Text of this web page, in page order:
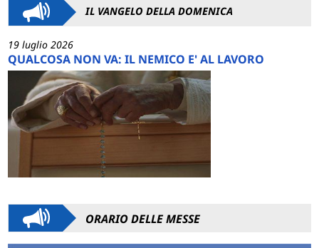
IL VANGELO DELLA DOMENICA
19 luglio 2026
QUALCOSA NON VA: IL NEMICO E' AL LAVORO
ORARIO DELLE MESSE